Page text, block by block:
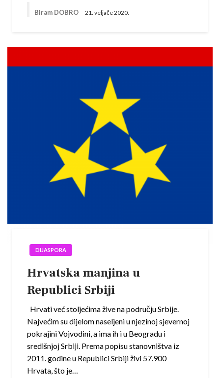
Biram DOBRO 21. veljače 2020.
DIJASPORA
Hrvatska manjina u
Republici Srbiji
Hrvati već stoljećima žive na području Srbije.
Najvećim su dijelom naseljeni u njezinoj sjevernoj
pokrajini Vojvodini, a ima ih i u Beogradu i
središnjoj Srbiji. Prema popisu stanovništva iz
2011. godine u Republici Srbiji živi 57.900
Hrvata, što je…